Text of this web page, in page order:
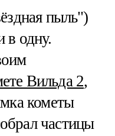
пыль")
в одну.
Вильда 2,
кометы
частицы